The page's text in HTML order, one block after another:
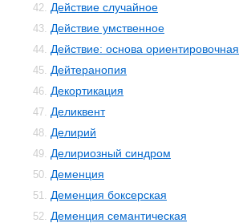
42. Действие случайное
43. Действие умственное
44. Действие: основа ориентировочная
45. Дейтеранопия
46. Декортикация
47. Деликвент
48. Делирий
49. Делириозный синдром
50. Деменция
51. Деменция боксерская
52. Деменция семантическая